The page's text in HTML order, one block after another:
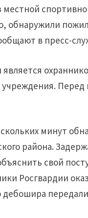
местной
обнаружили
в пресс-
является
Перед
минут
района.
свой
Росгвардии
дебошира